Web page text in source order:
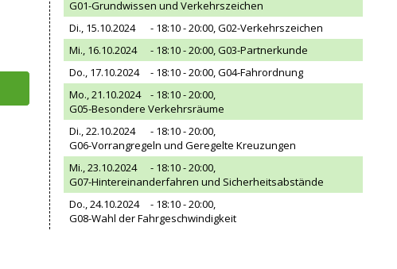
G01-Grundwissen und Verkehrszeichen
Di., 15.10.2024
- 18:10 - 20:00,G02-Verkehrszeichen
Mi., 16.10.2024
- 18:10 - 20:00,G03-Partnerkunde
Do., 17.10.2024
- 18:10 - 20:00,G04-Fahrordnung
Mo., 21.10.2024
- 18:10 - 20:00,
G05-Besondere Verkehrsräume
Di., 22.10.2024
- 18:10 - 20:00,
G06-Vorrangregeln und Geregelte Kreuzungen
Mi., 23.10.2024
- 18:10 - 20:00,
G07-Hintereinanderfahren und Sicherheitsabstände
Do., 24.10.2024
- 18:10 - 20:00,
G08-Wahl der Fahrgeschwindigkeit